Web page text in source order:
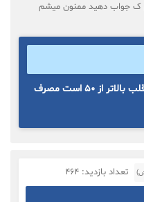
ک جواب دهید ممنون میشم
سلام و عرض در صورتی که ضربان قلب بالاتر از ۵۰ است مصرف
تعداد بازدید: 464